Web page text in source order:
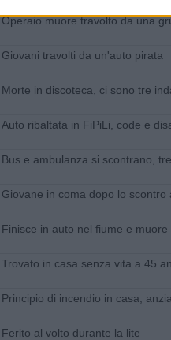
Operaio muore travolto da una
Giovani travolti da un'auto pirata
Morte in discoteca, ci sono tre
Auto ribaltata in FiPiLi, code e
Bus e ambulanza si scontrano,
Giovane in coma dopo lo scontro
Finisce in auto nel fiume e muore
Trovato in casa senza vita a 45
Principio di incendio in casa,
Ferito al volto durante la lite